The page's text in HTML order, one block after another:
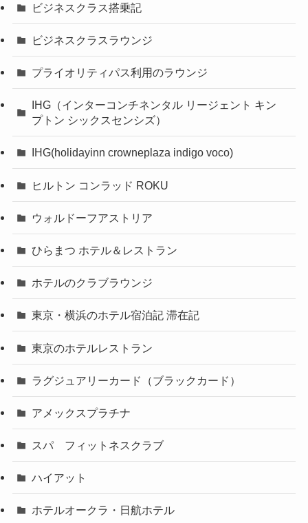
ビジネスクラス搭乗記
ビジネスクラスラウンジ
プライオリティパス利用のラウンジ
IHG（インターコンチネンタル リージェント キン
プトン シックスセンシズ）
IHG(holidayinn crowneplaza indigo voco)
ヒルトン コンラッド ROKU
ウォルドーフアストリア
ひらまつ ホテル＆レストラン
ホテルのクラブラウンジ
東京・横浜のホテル宿泊記 滞在記
東京のホテルレストラン
ラグジュアリーカード（ブラックカード）
アメックスプラチナ
スパ フィットネスクラブ
ハイアット
ホテルオークラ・日航ホテル